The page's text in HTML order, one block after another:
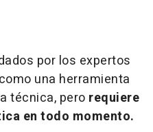
por los expertos
como una herramienta
técnica, pero requiere
en todo momento.